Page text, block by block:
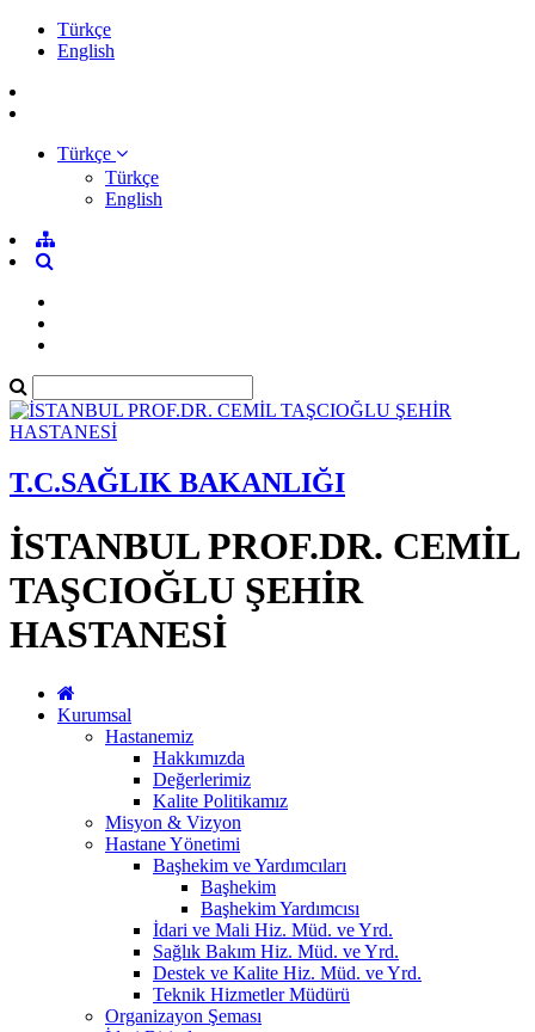
Türkçe
English
Türkçe
Türkçe
English
T.C.SAĞLIK BAKANLIĞI
İSTANBUL PROF.DR. CEMİL
TAŞCIOĞLU ŞEHİR
HASTANESİ
Kurumsal
Hastanemiz
Hakkımızda
Değerlerimiz
Kalite Politikamız
Misyon & Vizyon
Hastane Yönetimi
Başhekim ve Yardımcıları
Başhekim
Başhekim Yardımcısı
İdari ve Mali Hiz. Müd. ve Yrd.
Sağlık Bakım Hiz. Müd. ve Yrd.
Destek ve Kalite Hiz. Müd. ve Yrd.
Teknik Hizmetler Müdürü
Organizayon Şeması